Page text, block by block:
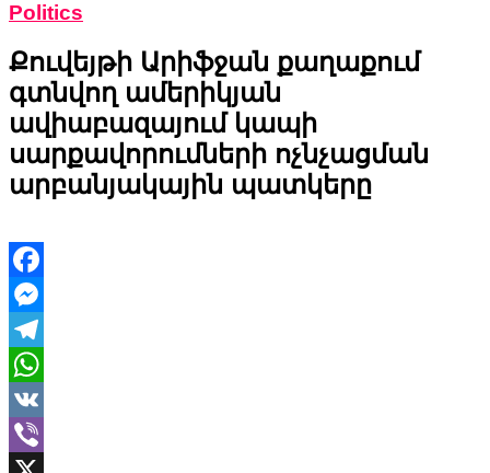
Politics
Քուվեյթի Արիֆջան քաղաքում
գտնվող ամերիկյան
ավիաբազայում կապի
սարքավորումների ոչնչացման
արբանյակային պատկերը
Facebook
Messenger
Telegram
WhatsApp
VK
Viber